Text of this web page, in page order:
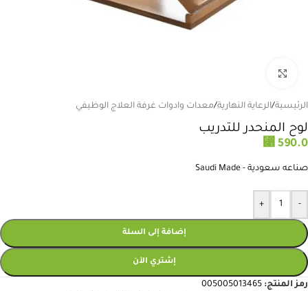
الرئيسية/الرعاية النهارية/معدات وادوات غرفة العلاج الوظيفي
لوح المنحدر للتدريب
⃁ 590.0
صناعه سعودية - Saudi Made
-
+
إضافة إلى السلة
إشتري الآن
رمز المنتج: 005005013465